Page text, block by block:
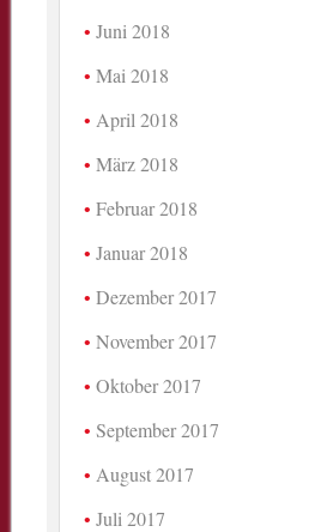
Juni 2018
Mai 2018
April 2018
März 2018
Februar 2018
Januar 2018
Dezember 2017
November 2017
Oktober 2017
September 2017
August 2017
Juli 2017